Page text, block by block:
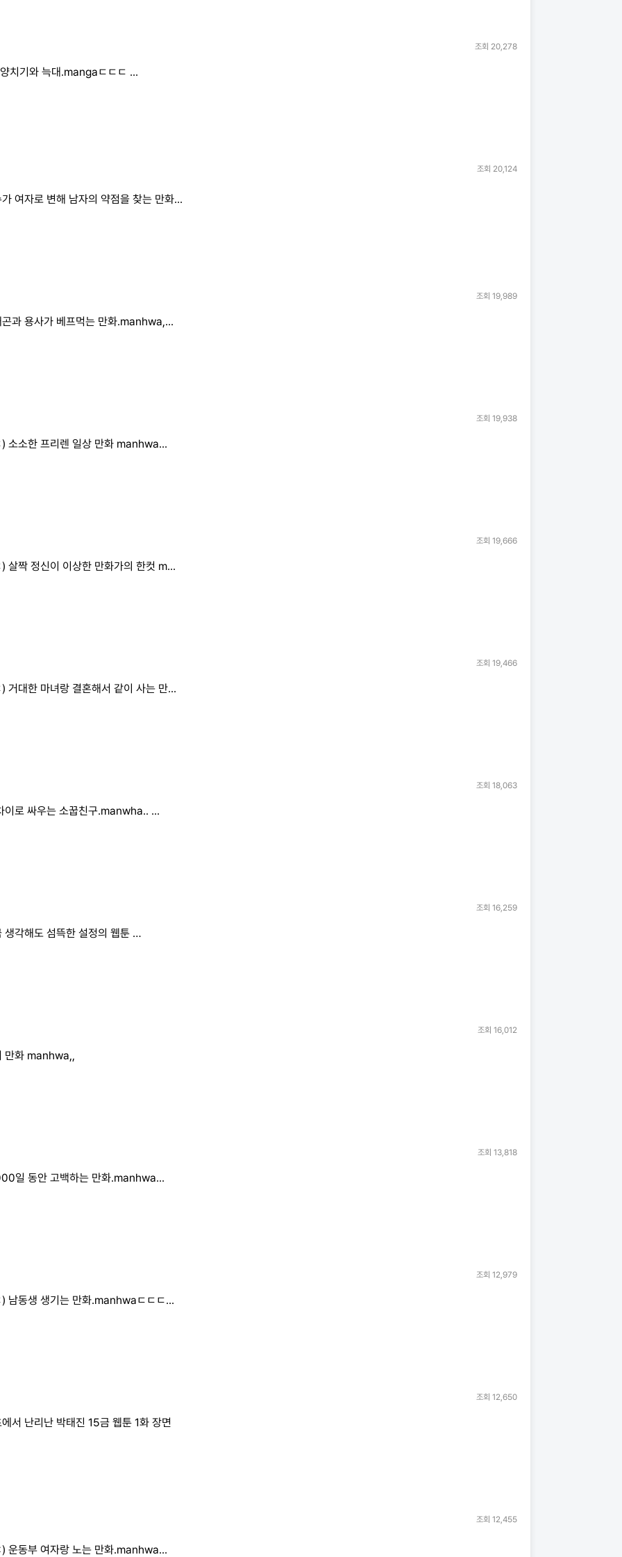
조회 20,278
치기와 늑대.mangaㄷㄷㄷ ...
조회 20,124
여자로 변해 남자의 약점을 찾는 만화...
조회 19,989
곤과 용사가 베프먹는 만화.manhwa,...
조회 19,938
) 소소한 프리렌 일상 만화 manhwa...
조회 19,666
살짝 정신이 이상한 만화가의 한컷 m...
조회 19,466
거대한 마녀랑 결혼해서 같이 사는 만...
조회 18,063
이로 싸우는 소꿉친구.manwha.. ...
조회 16,259
생각해도 섬뜩한 설정의 웹툰 …
조회 16,012
만화 manhwa,,
조회 13,818
일 동안 고백하는 만화.manhwa...
조회 12,979
) 남동생 생기는 만화.manhwaㄷㄷㄷ...
조회 12,650
서 난리난 박태진 15금 웹툰 1화 장면
조회 12,455
) 운동부 여자랑 노는 만화.manhwa...